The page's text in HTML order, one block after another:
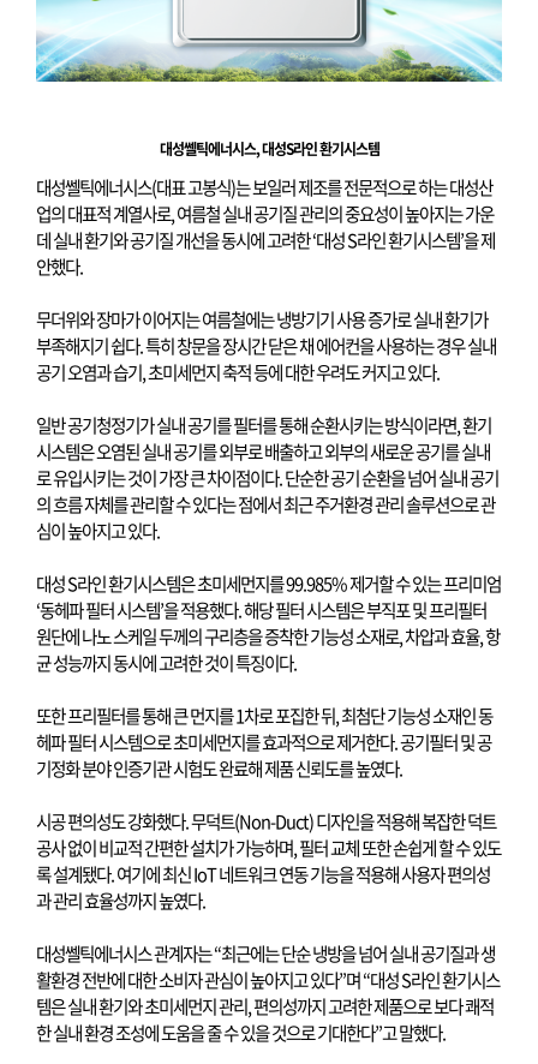
대성쎌틱에너시스,대성S라인 환기시스템
대성쎌틱에너시스(대표 고봉식)는 보일러 제조를 전문적으로 하는 대성산
업의 대표적 계열사로,여름철 실내 공기질 관리의 중요성이 높아지는 가운
데 실내 환기와 공기질 개선을 동시에 고려한‘대성S라인 환기시스템’을 제
안했다.
무더위와 장마가 이어지는 여름철에는 냉방기기 사용 증가로 실내 환기가
부족해지기 쉽다.특히 창문을 장시간 닫은 채 에어컨을 사용하는 경우 실내
공기 오염과 습기,초미세먼지 축적 등에 대한 우려도 커지고 있다.
일반 공기청정기가 실내 공기를 필터를 통해 순환시키는 방식이라면,환기
시스템은 오염된 실내 공기를 외부로 배출하고 외부의 새로운 공기를 실내
로 유입시키는 것이 가장 큰 차이점이다.단순한 공기 순환을 넘어 실내 공기
의 흐름 자체를 관리할 수 있다는 점에서 최근 주거환경 관리 솔루션으로 관
심이 높아지고 있다.
대성S라인 환기시스템은 초미세먼지를99.985%제거할 수 있는 프리미엄
‘동헤파 필터 시스템’을 적용했다.해당 필터 시스템은 부직포 및 프리필터
원단에 나노 스케일 두께의 구리층을 증착한 기능성 소재로,차압과 효율,항
균 성능까지 동시에 고려한 것이 특징이다.
또한 프리필터를 통해 큰 먼지를1차로 포집한 뒤,최첨단 기능성 소재인 동
헤파 필터 시스템으로 초미세먼지를 효과적으로 제거한다.공기필터 및 공
기정화 분야 인증기관 시험도 완료해 제품 신뢰도를 높였다.
시공 편의성도 강화했다.무덕트(Non-Duct)디자인을 적용해 복잡한 덕트
공사 없이 비교적 간편한 설치가 가능하며,필터 교체 또한 손쉽게 할 수 있도
록 설계됐다.여기에 최신IoT네트워크 연동 기능을 적용해 사용자 편의성
과 관리 효율성까지 높였다.
대성쎌틱에너시스 관계자는“최근에는 단순 냉방을 넘어 실내 공기질과 생
활환경 전반에 대한 소비자 관심이 높아지고 있다”며“대성S라인 환기시스
템은 실내 환기와 초미세먼지 관리,편의성까지 고려한 제품으로 보다 쾌적
한 실내 환경 조성에 도움을 줄 수 있을 것으로 기대한다”고 말했다.